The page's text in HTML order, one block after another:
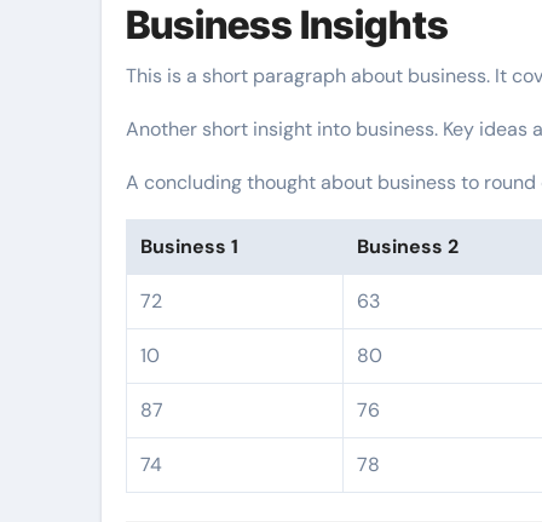
Business Insights
This is a short paragraph about business. It
Another short insight into business. Key ideas
A concluding thought about business to
Business 1 Business 2
72 63
10 80
87 76
74 78